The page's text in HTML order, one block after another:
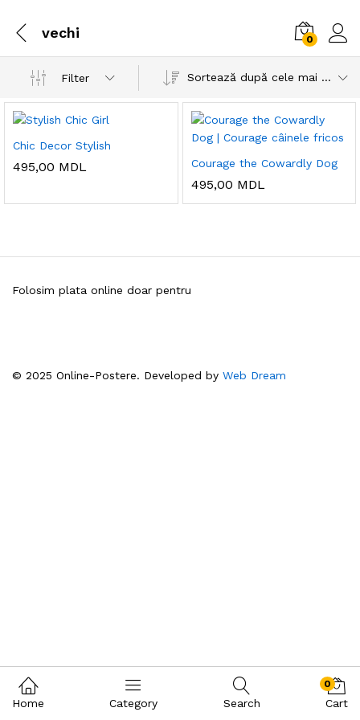
vechi 0
Filter Sortează după cele mai recente
Chic Decor Stylish
495,00 MDL Courage the Cowardly Dog
495,00 MDL
© 2025 Online-Postere. Developed by Web Dream
Folosim plata online doar pentru
Home Category Search
0
Cart